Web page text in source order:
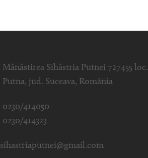
Mănăstirea Sihăstria Putnei 727455 loc.
Putna, jud. Suceava, România
0230/414050
0230/414323
sihastriaputnei@gmail.com